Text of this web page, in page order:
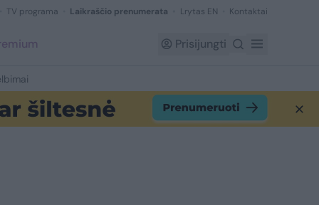
TV programa Laikraščio prenumerata Lrytas EN Kontaktai
Prisijungti